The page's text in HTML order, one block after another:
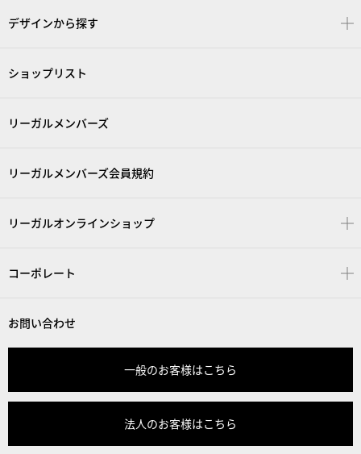
デザインから探す
ショップリスト
リーガルメンバーズ
リーガルメンバーズ会員規約
リーガルオンラインショップ
コーポレート
お問い合わせ
一般のお客様はこちら
法人のお客様はこちら